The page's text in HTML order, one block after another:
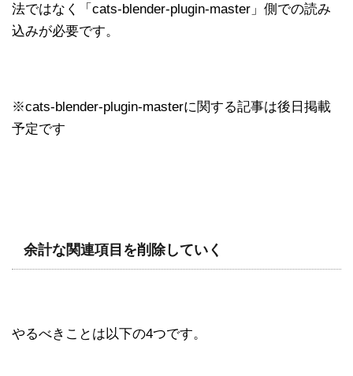
法ではなく「cats-blender-plugin-master」側での読み
込みが必要です。
※cats-blender-plugin-masterに関する記事は後日掲載
予定です
余計な関連項目を削除していく
やるべきことは以下の4つです。